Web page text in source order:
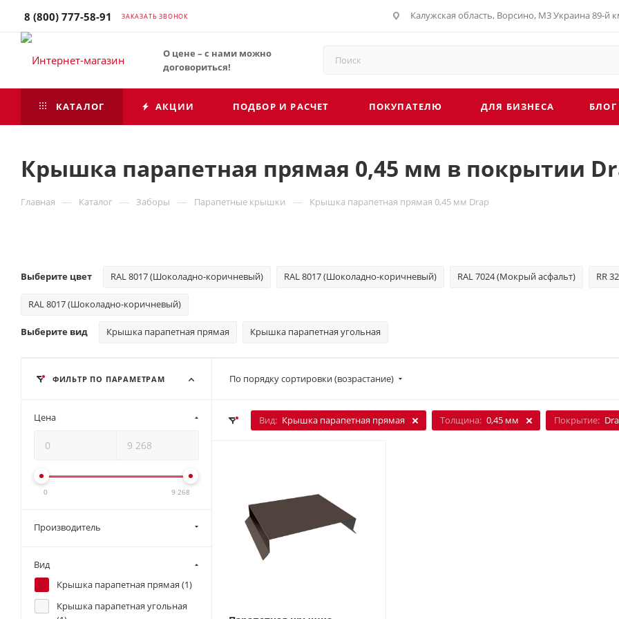
8 (800) 777-58-91 ЗАКАЗАТЬ ЗВОНОК г. Обнинск, Киевское шоссе 35, рынок
О цене – с нами можно
договориться!
КАТАЛОГ АКЦИИ ПОДБОР И РАСЧЕТ ПОКУПАТЕЛЮ ДЛЯ БИЗНЕСА БЛОГ
Крышка парапетная прямая 0,45 мм в покрытии
Главная — Каталог — Заборы — Парапетные крышки — Крышка парапетная прямая 0,45 мм Drap
Выберите цвет RAL 8017 (Шоколадно-коричневый) RAL 8017 (Шоколадно-коричневый) RAL 7024 (Мокрый асфальт) RR
RAL 8017 (Шоколадно-коричневый)
Выберите вид Крышка парапетная прямая Крышка парапетная угольная
По порядку сортировки (возрастание)
Вид: Крышка парапетная прямая Толщина: 0,45 мм Покрытие:
ФИЛЬТР ПО ПАРАМЕТРАМ
Цена
0 9 268
Производитель
Вид
Крышка парапетная прямая (1)
Крышка парапетная угольная